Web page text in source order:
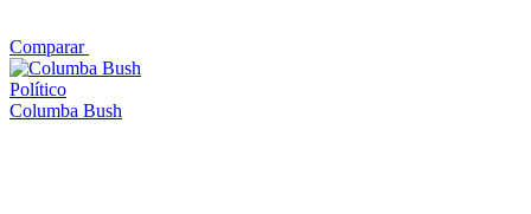
Comparar
Político
Columba Bush